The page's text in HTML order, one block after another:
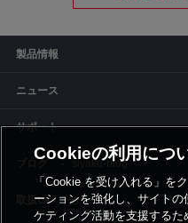
製品情報
ニュース
サポート
siyaku-blog
取扱いメーカー
Cookieの利用につ
「Cookie を受け入れる」を
ーションを強化し、サイト
ケティング活動を支援する